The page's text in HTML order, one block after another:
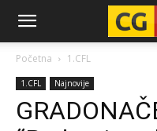
CG-
Fudbal
Početna 1.CFL
1.CFL Najnovije